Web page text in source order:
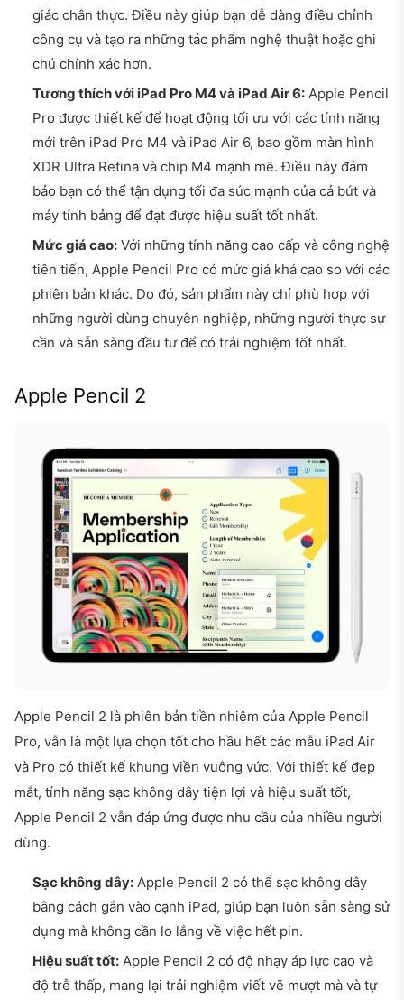
giác chân thực. Điều này giúp bạn dễ dàng điều chỉnh
công cụ và tạo ra những tác phẩm nghệ thuật hoặc ghi
chú chính xác hơn.
Tương thích với iPad Pro M4 và iPad Air 6: Apple Pencil
Pro được thiết kế để hoạt động tối ưu với các tính năng
mới trên iPad Pro M4 và iPad Air 6, bao gồm màn hình
XDR Ultra Retina và chip M4 mạnh mẽ. Điều này đảm
bảo bạn có thể tận dụng tối đa sức mạnh của cả bút và
máy tính bảng để đạt được hiệu suất tốt nhất.
Mức giá cao: Với những tính năng cao cấp và công nghệ
tiên tiến, Apple Pencil Pro có mức giá khá cao so với các
phiên bản khác. Do đó, sản phẩm này chỉ phù hợp với
những người dùng chuyên nghiệp, những người thực sự
cần và sẵn sàng đầu tư để có trải nghiệm tốt nhất.
Apple Pencil 2
Apple Pencil 2 là phiên bản tiền nhiệm của Apple Pencil
Pro, vẫn là một lựa chọn tốt cho hầu hết các mẫu iPad Air
và Pro có thiết kế khung viền vuông vức. Với thiết kế đẹp
mắt, tính năng sạc không dây tiện lợi và hiệu suất tốt,
Apple Pencil 2 vẫn đáp ứng được nhu cầu của nhiều người
dùng.
Sạc không dây: Apple Pencil 2 có thể sạc không dây
bằng cách gắn vào cạnh iPad, giúp bạn luôn sẵn sàng sử
dụng mà không cần lo lắng về việc hết pin.
Hiệu suất tốt: Apple Pencil 2 có độ nhạy áp lực cao và
độ trễ thấp, mang lại trải nghiệm viết vẽ mượt mà và tự